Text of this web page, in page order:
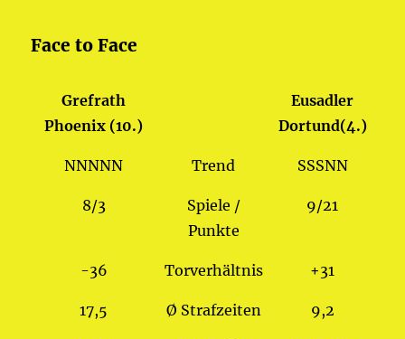
Face to Face
Grefrath
Phoenix (10.)
Eusadler
Dortund(4.)
NNNNN Trend SSSNN
8/3
Spiele /
Punkte
9/21
-36 Torverhältnis +31
17,5 Ø Strafzeiten 9,2